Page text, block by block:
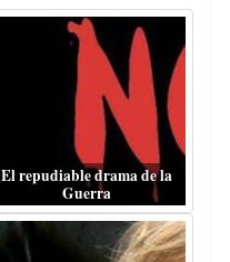
El repudiable drama de la
Guerra